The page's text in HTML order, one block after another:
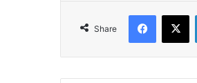
Share
Facebook
X